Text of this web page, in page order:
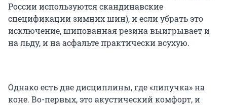
России используются скандинавские
спецификации зимних шин), и если убрать это
исключение, шипованная резина выигрывает и
на льду, и на асфальте практически всухую.
Однако есть две дисциплины, где «липучка» на
коне. Во-первых, это акустический комфорт, и